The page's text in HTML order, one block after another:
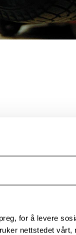
for å levere
nettstedet vårt,